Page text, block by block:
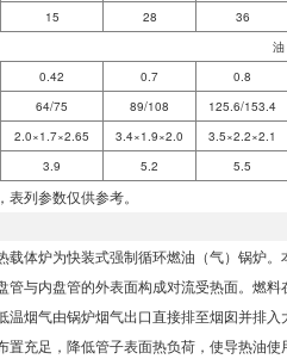
15 28 36
0.42 0.7 0.8
64/75 89/108 125.6/153.4
2.0×1.7×2.65 3.4×1.9×2.0 3.5×2.2×2.1
3.9 5.2 5.5
列参数仅供参考。
载体炉为快装式强制循环燃油（气）锅炉
管与内盘管的外表面构成对流受热面。燃
烟气由锅炉烟气出口直接排至烟囱并排
充足，降低管子表面热负荷，使导热油使